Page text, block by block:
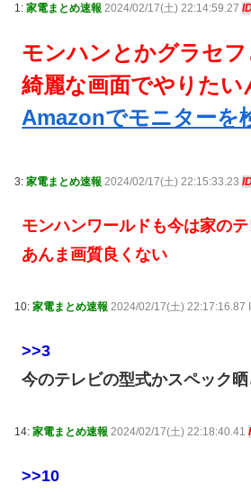
1: 家電まとめ速報 2024/02/17(土) 22:14:59.27
モンハンとかグラセ
綺麗な画面でやりたい
Amazonでモニターを
3: 家電まとめ速報 2024/02/17(土) 22:15:33.23
モンハンワールドも今は家の
あんま画質良くない
10: 家電まとめ速報 2024/02/17(土) 22:17:16.87
>>3
今のテレビの型式かスペック晒
14: 家電まとめ速報 2024/02/17(土) 22:18:40.41
>>10